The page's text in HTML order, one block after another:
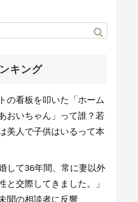
キング
の看板を叩いた「ホーム
おいちゃん」って誰？若
美人で子供はいるって本
婚して36年間、常に妻以外
と交際してきました。」
聞の相談者に反響